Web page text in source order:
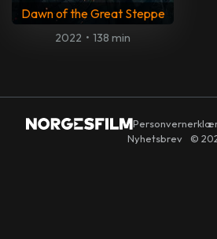
Dawn of the Great Steppe
2022 • 138 min
Nyhetsbrev
©